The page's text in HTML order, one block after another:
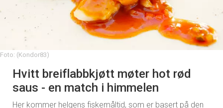
Foto: (Kondor83)
Hvitt breiflabbkjøtt møter hot rød
saus - en match i himmelen
Her kommer helgens fiskemåltid, som er basert på den